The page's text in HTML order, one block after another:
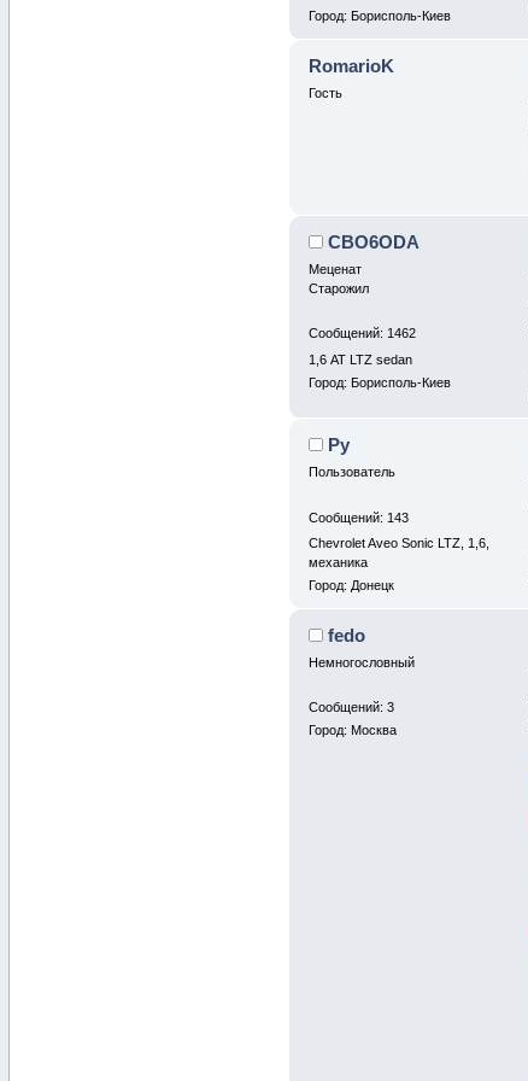
Город: Борисполь-Киев
RomarioK
Гость
CBO6ODA
Меценат
Старожил
Сообщений: 1462
1,6 АТ LTZ sedan
Город: Борисполь-Киев
Ру
Пользователь
Сообщений: 143
Chevrolet Aveo Sonic LTZ, 1,6,
механика
Город: Донецк
fedo
Немногословный
Сообщений: 3
Город: Москва